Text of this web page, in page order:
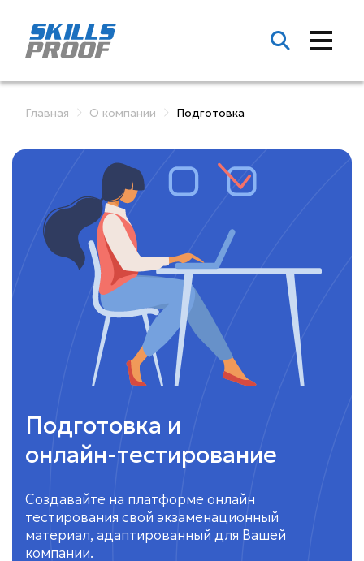
Главная О компании Подготовка
Подготовка и
онлайн-тестирование
Создавайте на платформе онлайн
тестирования свой экзаменационный
материал, адаптированный для Вашей
компании.